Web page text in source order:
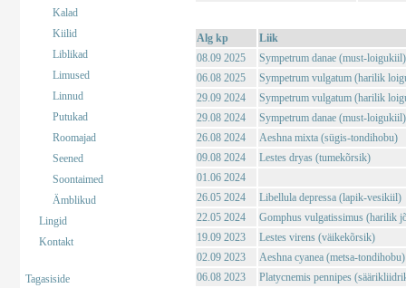
Kalad
Kiilid
Liblikad
Limused
Linnud
Putukad
Roomajad
Seened
Soontaimed
Ämblikud
Lingid
Kontakt
Tagasiside
Alg kp
Liik
08.09 2025
Sympetrum danae (must-loigukiil)
06.08 2025
Sympetrum vulgatum (harilik
29.09 2024
Sympetrum vulgatum (harilik
29.08 2024
Sympetrum danae (must-loigukiil)
26.08 2024
Aeshna mixta (sügis-tondihobu)
09.08 2024
Lestes dryas (tumekõrsik)
01.06 2024
26.05 2024
Libellula depressa (lapik-vesikiil)
22.05 2024
Gomphus vulgatissimus (harilik
19.09 2023
Lestes virens (väikekõrsik)
02.09 2023
Aeshna cyanea (metsa-tondihobu)
06.08 2023
Platycnemis pennipes